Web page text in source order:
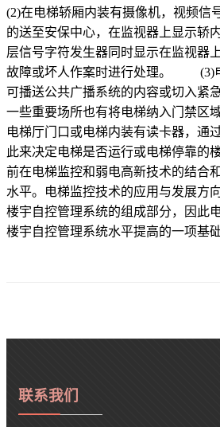
(2)在电梯轿厢内装有摄像机，视频信
的送至安保中心，在监视器上显示轿
层信号字符发生器同时显示在监视器
故障或坏人作案时进行处理。 (3)电
可播送公共广播系统的内容或切入
一些重要场所也有将电梯纳入门禁区
电梯厅门口或电梯内装有读卡器，通
此来决定电梯是否运行或电梯停靠的
前在电梯监控和弱电高新技术的结合
水平。电梯监控技术的应用与发展方
楼宇自控管理系统的组成部分，因此
楼宇自控管理系统水平提高的一项基础
联系我们